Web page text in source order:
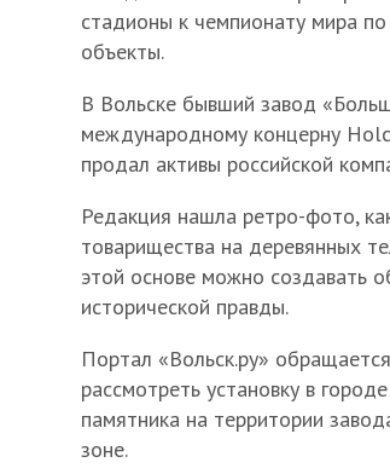
стадионы к чемпионату мира
объекты.
В Вольске бывший завод
международному концерну
продал активы российской
Редакция нашла ретро-фото,
товарищества на деревянных
этой основе можно создавать
исторической правды.
Портал «Вольск.ру»
рассмотреть установку в
памятника на территории
зоне.